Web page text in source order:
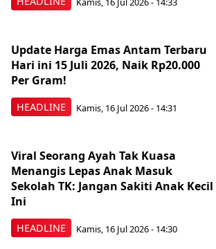
HEADLINE
Update Harga Emas Antam Terbaru
Hari ini 15 Juli 2026, Naik Rp20.000
Per Gram!
Kamis, 16 Jul 2026 - 14:31
HEADLINE
Viral Seorang Ayah Tak Kuasa
Menangis Lepas Anak Masuk
Sekolah TK: Jangan Sakiti Anak Kecil
Ini
Kamis, 16 Jul 2026 - 14:30